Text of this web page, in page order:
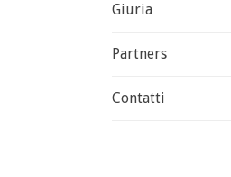
Giuria
Partners
Contatti